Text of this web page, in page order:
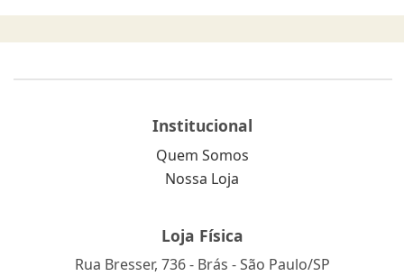
Institucional
Quem Somos
Nossa Loja
Loja Física
Rua Bresser, 736 - Brás - São Paulo/SP